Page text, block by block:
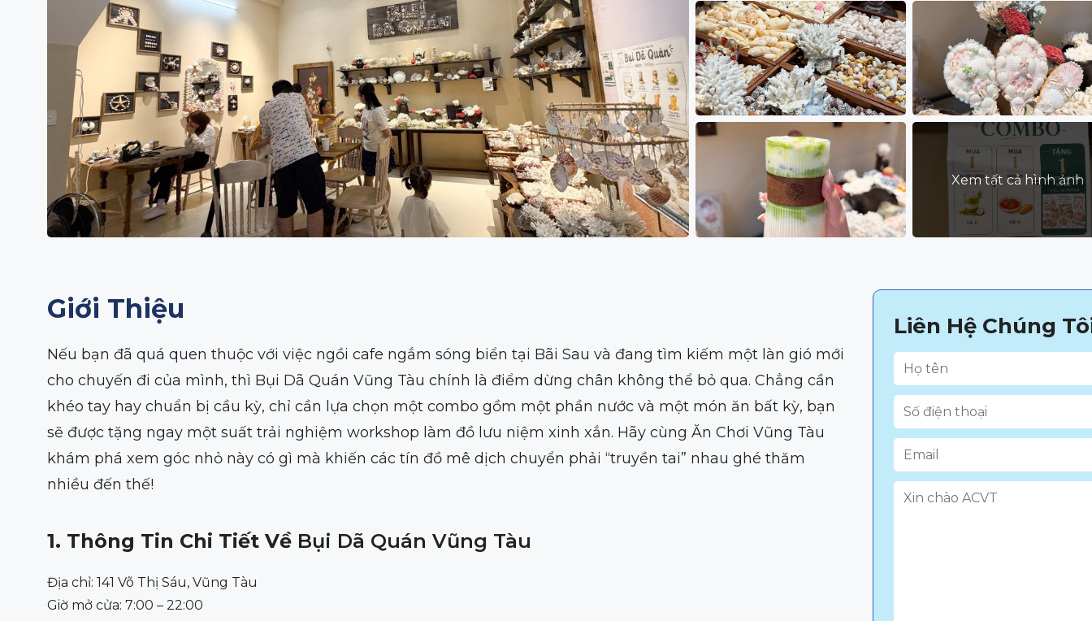
Xem tất cả hình ảnh
Giới Thiệu
Nếu bạn đã quá quen thuộc với việc ngồi cafe ngắm sóng biển tại Bãi Sau và đang tìm kiếm một làn gió mới
cho chuyến đi của mình, thì Bụi Dã Quán Vũng Tàu chính là điểm dừng chân không thể bỏ qua. Chẳng cần
khéo tay hay chuẩn bị cầu kỳ, chỉ cần lựa chọn một combo gồm một phần nước và một món ăn bất kỳ, bạn
sẽ được tặng ngay một suất trải nghiệm workshop làm đồ lưu niệm xinh xắn. Hãy cùng Ăn Chơi Vũng Tàu
khám phá xem góc nhỏ này có gì mà khiến các tín đồ mê dịch chuyển phải “truyền tai” nhau ghé thăm
nhiều đến thế!
1. Thông Tin Chi Tiết Về Bụi Dã Quán Vũng Tàu
Địa chỉ: 141 Võ Thị Sáu, Vũng Tàu
Giờ mở cửa: 7:00 – 22:00
Liên Hệ Chúng